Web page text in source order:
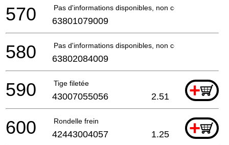
Pas d'informations disponibles, non commandable
570 63801079009
Pas d'informations disponibles, non commandable
580 63802084009
Tige filetée +
590 43007055056 2.51
Rondelle frein +
600 42443004057 1.25